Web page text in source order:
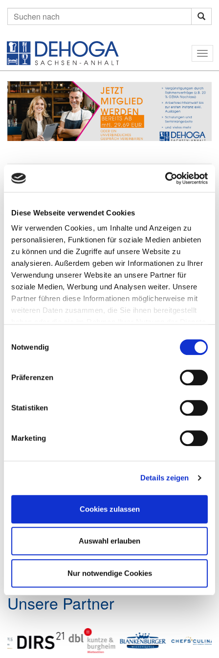
Diese Webseite verwendet Cookies
Wir verwenden Cookies, um Inhalte und Anzeigen zu
personalisieren, Funktionen für soziale Medien anbieten
zu können und die Zugriffe auf unsere Website zu
analysieren. Außerdem geben wir Informationen zu Ihrer
Verwendung unserer Website an unsere Partner für
soziale Medien, Werbung und Analysen weiter. Unsere
Partner führen diese Informationen möglicherweise mit
weiteren Daten zusammen, die Sie ihnen bereitgestellt
Notwendig
Präferenzen
Statistiken
Marketing
Details zeigen
Cookies zulassen
Auswahl erlauben
Nur notwendige Cookies
nach:
Home DEHOGA Shop
DEHOGA Shop
Fachliteratur, Merkblätter und Checklisten rund um das
Gastgewerbe finden Sie in unserem DEHOGA Shop. Als Mitglied
profitieren Sie auch hier von Sonderkonditionen bei einer Vielzahl
von Artikeln zu den Kategorien.
Arbeitshilfen
Aus- & Weiterbildung
Existenzgründung
Gastro-Spezial
Kochen & Genuss
Management
Recht
Tarif- & Arbeitsverträge
Trends & Design
Hier entlang zumDEHOGA Shop!
Unsere Partner